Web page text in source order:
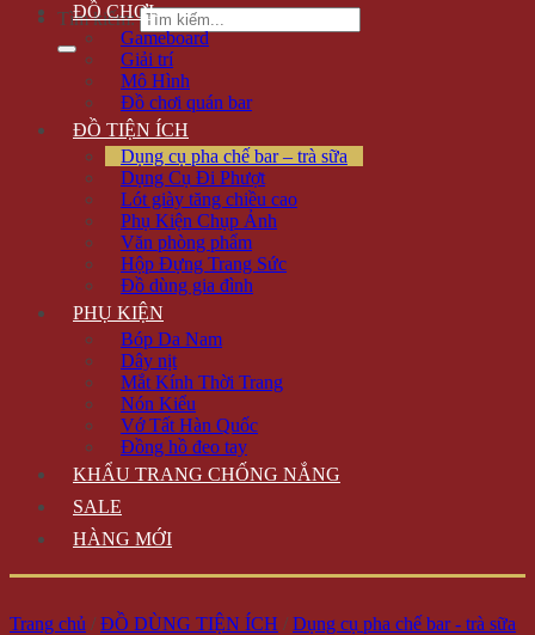
Tìm kiếm:
ĐỒ CHƠI
Gameboard
Giải trí
Mô Hình
Đồ chơi quán bar
ĐỒ TIỆN ÍCH
Dụng cụ pha chế bar – trà sữa
Dụng Cụ Đi Phượt
Lót giày tăng chiều cao
Phụ Kiện Chụp Ảnh
Văn phòng phẩm
Hộp Đựng Trang Sức
Đồ dùng gia đình
PHỤ KIỆN
Bóp Da Nam
Dây nịt
Mắt Kính Thời Trang
Nón Kiểu
Vớ Tất Hàn Quốc
Đồng hồ đeo tay
KHẨU TRANG CHỐNG NẮNG
SALE
HÀNG MỚI
Trang chủ / ĐỒ DÙNG TIỆN ÍCH / Dụng cụ pha chế bar - trà sữa